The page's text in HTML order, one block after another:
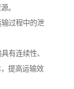
。
过程中的泄
有连续性、
提高运输效